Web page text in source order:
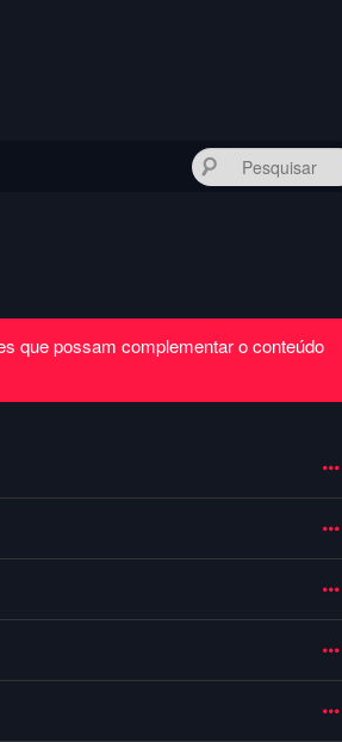
que possam complementar o conteúdo